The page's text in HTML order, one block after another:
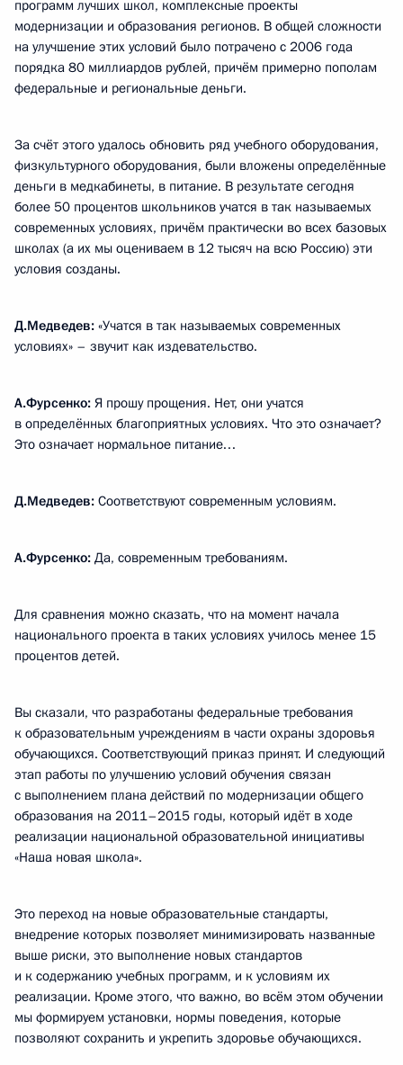
программ лучших школ, комплексные проекты
модернизации и образования регионов. В общей сложности
на улучшение этих условий было потрачено с 2006 года
порядка 80 миллиардов рублей, причём примерно пополам
федеральные и региональные деньги.
За счёт этого удалось обновить ряд учебного оборудования,
физкультурного оборудования, были вложены определённые
деньги в медкабинеты, в питание. В результате сегодня
более 50 процентов школьников учатся в так называемых
современных условиях, причём практически во всех базовых
школах (а их мы оцениваем в 12 тысяч на всю Россию) эти
условия созданы.
Д.Медведев: «Учатся в так называемых современных
условиях» – звучит как издевательство.
А.Фурсенко: Я прошу прощения. Нет, они учатся
в определённых благоприятных условиях. Что это означает?
Это означает нормальное питание…
Д.Медведев: Соответствуют современным условиям.
А.Фурсенко: Да, современным требованиям.
Для сравнения можно сказать, что на момент начала
национального проекта в таких условиях училось менее 15
процентов детей.
Вы сказали, что разработаны федеральные требования
к образовательным учреждениям в части охраны здоровья
обучающихся. Соответствующий приказ принят. И следующий
этап работы по улучшению условий обучения связан
с выполнением плана действий по модернизации общего
образования на 2011–2015 годы, который идёт в ходе
реализации национальной образовательной инициативы
«Наша новая школа».
Это переход на новые образовательные стандарты,
внедрение которых позволяет минимизировать названные
выше риски, это выполнение новых стандартов
и к содержанию учебных программ, и к условиям их
реализации. Кроме этого, что важно, во всём этом обучении
мы формируем установки, нормы поведения, которые
позволяют сохранить и укрепить здоровье обучающихся.